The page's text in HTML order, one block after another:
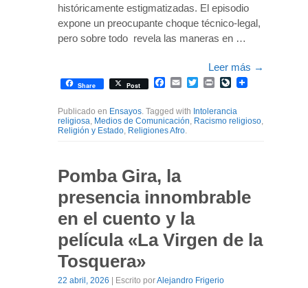
históricamente estigmatizadas. El episodio
expone un preocupante choque técnico-legal,
pero sobre todo revela las maneras en …
Leer más →
Share Post Facebook
EmailTwitterPrintLiveJournal
Publicado en Ensayos. Tagged with Intolerancia
religiosa, Medios de Comunicación, Racismo religioso,
Religión y Estado, Religiones Afro.
Pomba Gira, la
presencia innombrable
en el cuento y la
película «La Virgen de la
Tosquera»
22 abril, 2026 | Escrito porAlejandro Frigerio